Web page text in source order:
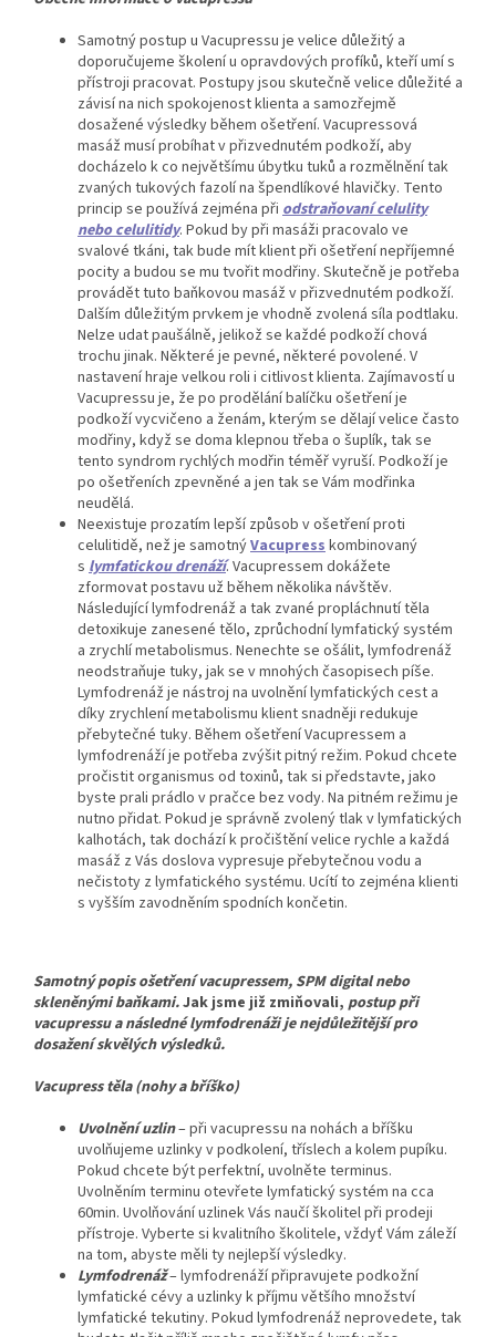
Samotný postup u Vacupressu je velice důležitý a
doporučujeme školení u opravdových profíků, kteří umí s
přístroji pracovat. Postupy jsou skutečně velice důležité a
závisí na nich spokojenost klienta a samozřejmě
dosažené výsledky během ošetření. Vacupressová
masáž musí probíhat v přizvednutém podkoží, aby
docházelo k co největšímu úbytku tuků a rozmělnění tak
zvaných tukových fazolí na špendlíkové hlavičky. Tento
princip se používá zejména při odstraňovaní celulity
nebo celulitidy. Pokud by při masáži pracovalo ve
svalové tkáni, tak bude mít klient při ošetření nepříjemné
pocity a budou se mu tvořit modřiny. Skutečně je potřeba
provádět tuto baňkovou masáž v přizvednutém podkoží.
Dalším důležitým prvkem je vhodně zvolená síla podtlaku.
Nelze udat paušálně, jelikož se každé podkoží chová
trochu jinak. Některé je pevné, některé povolené. V
nastavení hraje velkou roli i citlivost klienta. Zajímavostí u
Vacupressu je, že po prodělání balíčku ošetření je
podkoží vycvičeno a ženám, kterým se dělají velice často
modřiny, když se doma klepnou třeba o šuplík, tak se
tento syndrom rychlých modřin téměř vyruší. Podkoží je
po ošetřeních zpevněné a jen tak se Vám modřinka
neudělá.
Neexistuje prozatím lepší způsob v ošetření proti
celulitidě, než je samotnýVacupress kombinovaný
s lymfatickou drenáží. Vacupressem dokážete
zformovat postavu už během několika návštěv.
Následující lymfodrenáž a tak zvané propláchnutí těla
detoxikuje zanesené tělo, zprůchodní lymfatický systém
a zrychlí metabolismus. Nenechte se ošálit, lymfodrenáž
neodstraňuje tuky, jak se v mnohých časopisech píše.
Lymfodrenáž je nástroj na uvolnění lymfatických cest a
díky zrychlení metabolismu klient snadněji redukuje
přebytečné tuky. Během ošetření Vacupressem a
lymfodrenáží je potřeba zvýšit pitný režim. Pokud chcete
pročistit organismus od toxinů, tak si představte, jako
byste prali prádlo v pračce bez vody. Na pitném režimu je
nutno přidat. Pokud je správně zvolený tlak v lymfatických
kalhotách, tak dochází k pročištění velice rychle a každá
masáž z Vás doslova vypresuje přebytečnou vodu a
nečistoty z lymfatického systému. Ucítí to zejména klienti
s vyšším zavodněním spodních končetin.
Samotný popis ošetření vacupressem, SPM digital nebo
skleněnými baňkami.Jak jsme již zmiňovali, postup při
vacupressu a následné lymfodrenáži je nejdůležitější pro
dosažení skvělých výsledků.
Vacupress těla (nohy a bříško)
Uvolnění uzlin– při vacupressu na nohách a bříšku
uvolňujeme uzlinky v podkolení, tříslech a kolem pupíku.
Pokud chcete být perfektní, uvolněte terminus.
Uvolněním terminu otevřete lymfatický systém na cca
60min. Uvolňování uzlinek Vás naučí školitel při prodeji
přístroje. Vyberte si kvalitního školitele, vždyť Vám záleží
na tom, abyste měli ty nejlepší výsledky.
Lymfodrenáž– lymfodrenáží připravujete podkožní
lymfatické cévy a uzlinky k příjmu většího množství
lymfatické tekutiny. Pokud lymfodrenáž neprovedete, tak